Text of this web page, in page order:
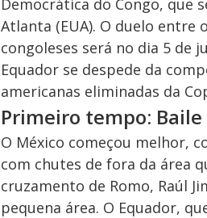
Democrática do Congo, que
Atlanta (EUA). O duelo entre
congoleses será no dia 5 de
Equador se despede da
americanas eliminadas da
Primeiro tempo:
O México começou melhor,
com chutes de fora da área
cruzamento de Romo, Raúl
pequena área. O Equador,